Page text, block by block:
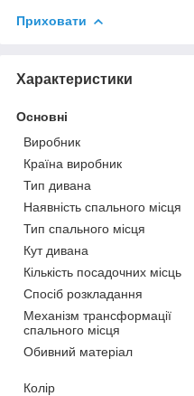
Приховати
Характеристики
Основні
Виробник
Країна виробник
Тип дивана
Наявність спального місця
Тип спального місця
Кут дивана
Кількість посадочних місць
Спосіб розкладання
Механізм трансформації
спального місця
Обивний матеріал
Колір